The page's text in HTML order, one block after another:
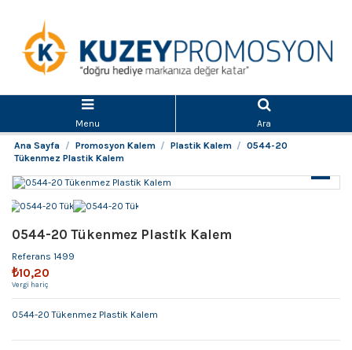
Menu
Ara
Ana Sayfa
Promosyon Kalem Plastik Kalem
0544-20
Tükenmez Plastik Kalem
0544-20 Tükenmez Plastik Kalem
Referans 1499
₺10,20
Vergi hariç
0544-20 Tükenmez Plastik Kalem